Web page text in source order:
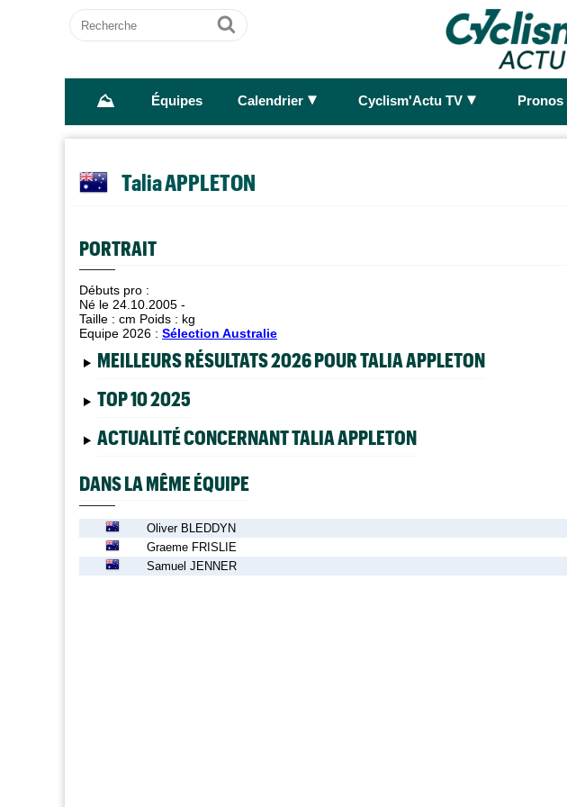
Recherche
Ok
⛰ Équipes Calendrier ► Cyclism'Actu TV ► Pronos
Talia APPLETON
PORTRAIT
Débuts pro :
Né le 24.10.2005 -
Taille : cm Poids : kg
Equipe 2026 : Sélection Australie
MEILLEURS RÉSULTATS 2026 POUR TALIA APPLETON
TOP 10 2025
ACTUALITÉ CONCERNANT TALIA APPLETON
DANS LA MÊME ÉQUIPE
Oliver BLEDDYN
Graeme FRISLIE
Samuel JENNER